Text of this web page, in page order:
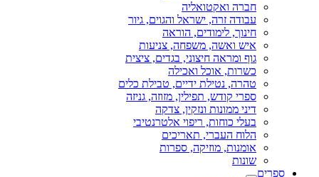
חברה ואקטואליה
עבודה זרה, ישראל והגוים, גיור
חינוך, לימודים, הוראה
איש ואשה, משפחה, צניעות
גוף ומראה חיצוני, בגדים, ציצית
כשרות, אוכל ואכילה
טהרה, נטילת ידיים, טבילת כלים
ספרי קודש, תפילין, מזוזה, גניזה
דיני ממונות ונזקין, צדקה
בעלי כוחות, ריפוי אלטרנטיבי
הלוח העברי, תאריכים
אומנות, מוזיקה, ספרות
שונות
ספרים